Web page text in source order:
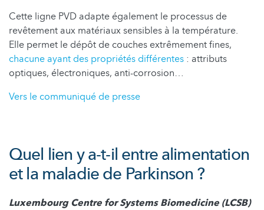
Cette ligne PVD adapte également le processus de
revêtement aux matériaux sensibles à la température.
Elle permet le dépôt de couches extrêmement fines,
chacune ayant des propriétés différentes : attributs
optiques, électroniques, anti-corrosion…
Vers le communiqué de presse
Quel lien y a-t-il entre alimentation
et la maladie de Parkinson ?
Luxembourg Centre for Systems Biomedicine (LCSB)